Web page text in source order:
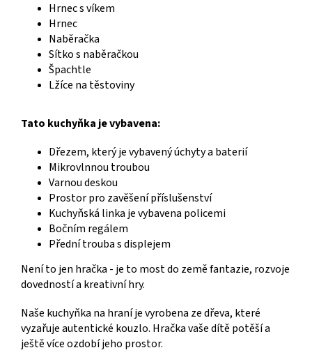
Hrnec s víkem
Hrnec
Naběračka
Sítko s naběračkou
Špachtle
Lžíce na těstoviny
Tato kuchyňka je vybavena:
Dřezem, který je vybavený úchyty a baterií
Mikrovlnnou troubou
Varnou deskou
Prostor pro zavěšení příslušenství
Kuchyňská linka je vybavena policemi
Bočním regálem
Přední trouba s displejem
Není to jen hračka - je to most do země fantazie, rozvoje
dovedností a kreativní hry.
Naše kuchyňka na hraní je vyrobena ze dřeva, které
vyzařuje autentické kouzlo. Hračka vaše dítě potěší a
ještě více ozdobí jeho prostor.